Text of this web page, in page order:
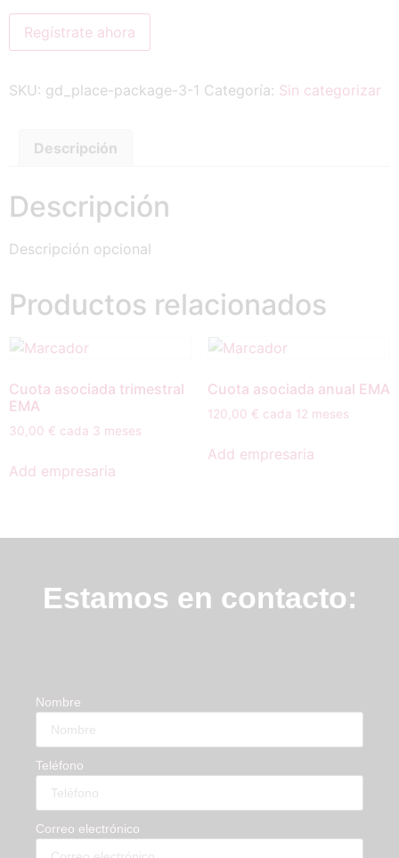
Regístrate ahora
SKU: gd_place-package-3-1 Categoría: Sin categorizar
Descripción
Descripción
Descripción opcional
Productos relacionados
Cuota asociada trimestral
EMA
30,00 € cada 3 meses
Add empresaria
Cuota asociada anual EMA
120,00 € cada 12 meses
Add empresaria
Estamos en contacto:
Nombre
Teléfono
Correo electrónico